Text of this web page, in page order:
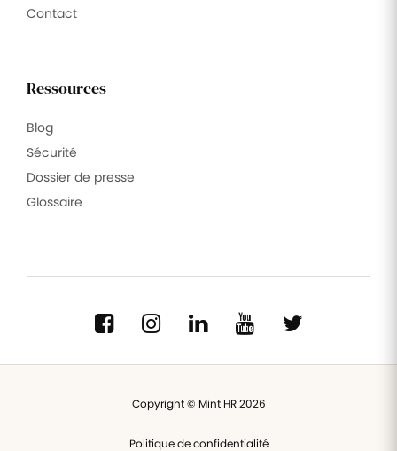
Contact
Ressources
Blog
Sécurité
Dossier de presse
Glossaire
Copyright © Mint HR 2026
Politique de confidentialité